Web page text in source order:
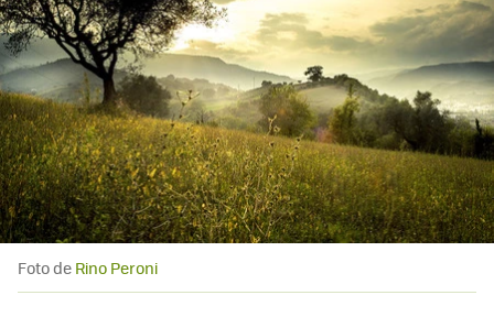
Foto de Rino Peroni